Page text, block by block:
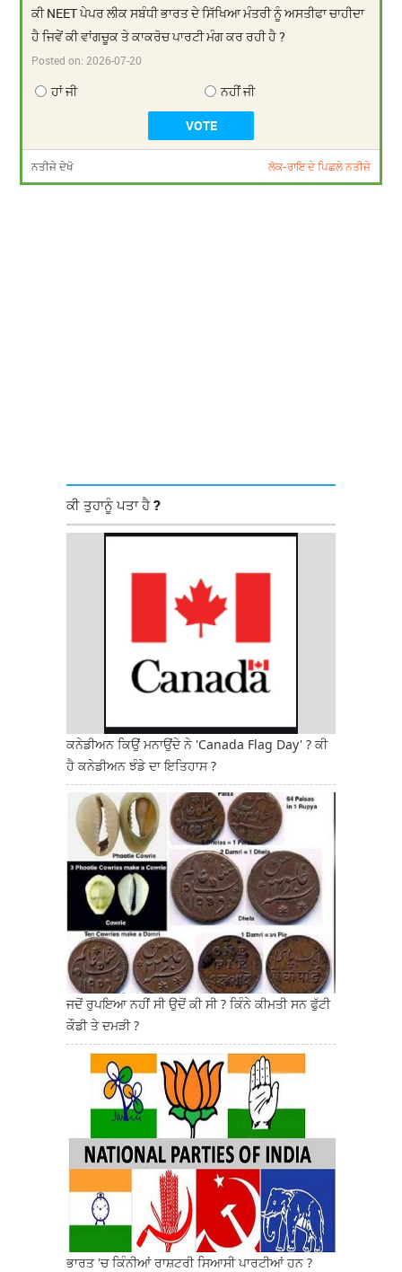
ਕੀ NEET ਪੇਪਰ ਲੀਕ ਸਬੰਧੀ ਭਾਰਤ ਦੇ ਸਿੱਖਿਆ ਮੰਤਰੀ ਨੂੰ ਅਸਤੀਫਾ ਚਾਹੀਦਾ
ਹੈ ਜਿਵੇਂ ਕੀ ਵਾਂਗਚੂਕ ਤੇ ਕਾਕਰੋਚ ਪਾਰਟੀ ਮੰਗ ਕਰ ਰਹੀ ਹੈ ?
Posted on:2026-07-20
ਹਾਂ ਜੀ ਨਹੀਂ ਜੀ
ਨਤੀਜੇ ਦੇਖੋ ਲੋਕ-ਰਾਇ ਦੇ ਪਿਛਲੇ ਨਤੀਜੇ
ਕੀ ਤੁਹਾਨੂੰ ਪਤਾ ਹੈ ?
ਕਨੇਡੀਅਨ ਕਿਉਂ ਮਨਾਉਂਦੇ ਨੇ 'Canada Flag Day' ? ਕੀ
ਹੈ ਕਨੇਡੀਅਨ ਝੰਡੇ ਦਾ ਇਤਿਹਾਸ ?
ਜਦੋਂ ਰੁਪਇਆ ਨਹੀਂ ਸੀ ਉਦੋਂ ਕੀ ਸੀ ? ਕਿੰਨੇ ਕੀਮਤੀ ਸਨ ਫੁੱਟੀ
ਕੌਡੀ ਤੇ ਦਮੜੀ ?
ਭਾਰਤ 'ਚ ਕਿੰਨੀਆਂ ਰਾਸ਼ਟਰੀ ਸਿਆਸੀ ਪਾਰਟੀਆਂ ਹਨ ?